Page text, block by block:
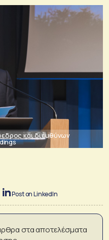
και διευθύνων
Post on LinkedIn
στα αποτελέσματα